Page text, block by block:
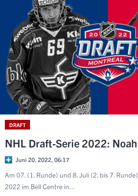
DRAFT
NHL Draft-Serie 2022:
Juni 20. 2022, 06:17
Am 07. (1. Runde) und 8. Juli (2. bis 7.
2022 im Bell Centre in...